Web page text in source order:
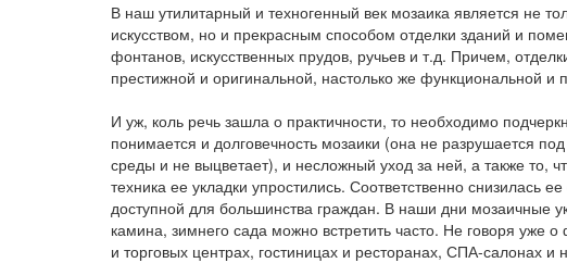
В наш утилитарный и техногенный век мозаика является не
искусством, но и прекрасным способом отделки зданий и
фонтанов, искусственных прудов, ручьев и т.д. Причем,
престижной и оригинальной, настолько же функциональной и
И уж, коль речь зашла о практичности, то необходимо
понимается и долговечность мозаики (она не разрушается
среды и не выцветает), и несложный уход за ней, а также то,
техника ее укладки упростились. Соответственно снизилась
доступной для большинства граждан. В наши дни мозаичные
камина, зимнего сада можно встретить часто. Не говоря уже о
и торговых центрах, гостиницах и ресторанах, СПА-салонах